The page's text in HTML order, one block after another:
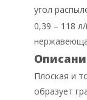
угол
0,39 – 118
Плоская и
образует